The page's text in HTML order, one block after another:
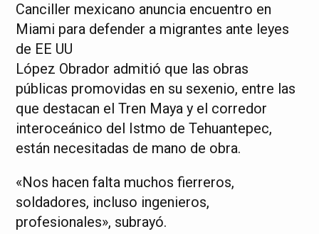
Canciller mexicano anuncia encuentro en
Miami para defender a migrantes ante leyes
de EE UU
López Obrador admitió que las obras
públicas promovidas en su sexenio, entre las
que destacan el Tren Maya y el corredor
interoceánico del Istmo de Tehuantepec,
están necesitadas de mano de obra.
«Nos hacen falta muchos fierreros,
soldadores, incluso ingenieros,
profesionales», subrayó.